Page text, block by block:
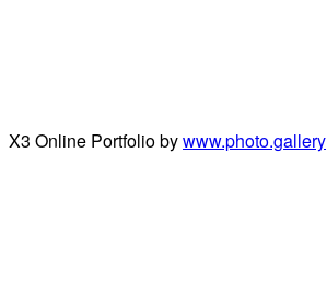
X3 Online Portfolio bywww.photo.gallery